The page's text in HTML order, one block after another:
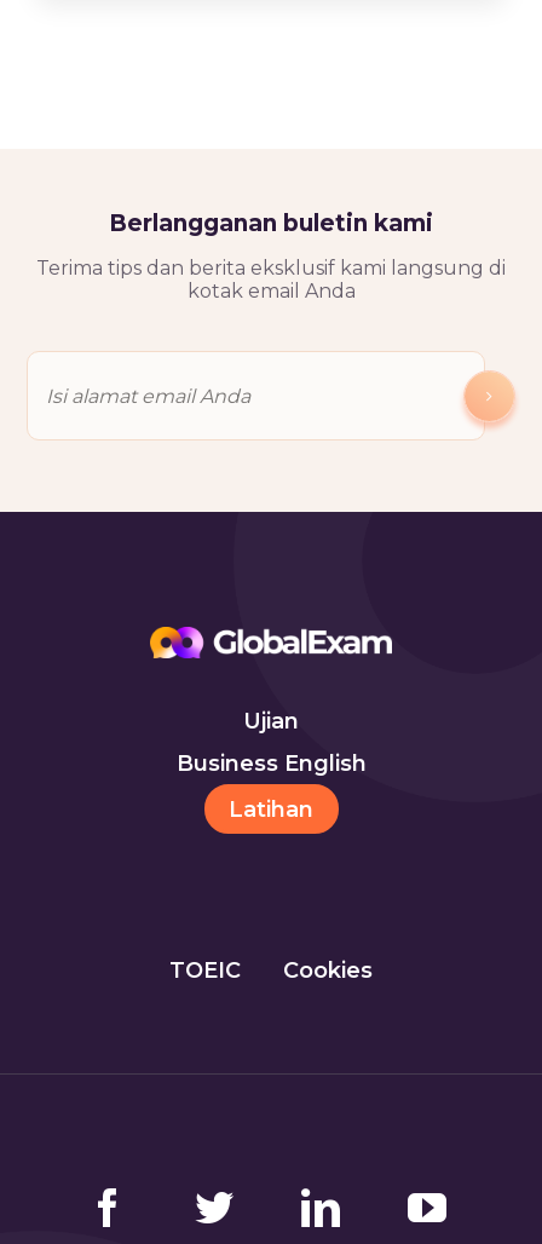
Berlangganan buletin kami
Terima tips dan berita eksklusif kami langsung di
kotak email Anda
Ujian
Business English
Latihan
TOEIC Cookies